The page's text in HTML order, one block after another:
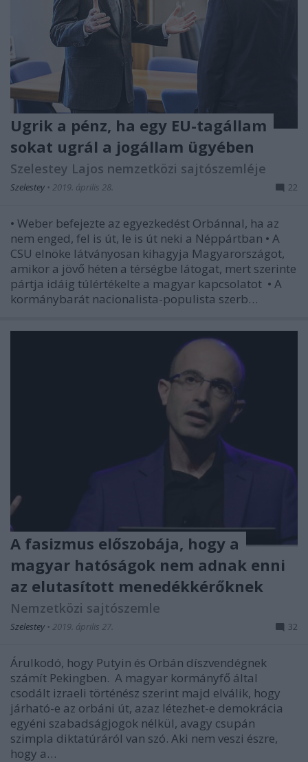
Ugrik a pénz, ha egy EU-tagállam
sokat ugrál a jogállam ügyében
Szelestey Lajos nemzetközi sajtószemléje
Szelestey • 2019. április 28. 22
• Weber befejezte az egyezkedést Orbánnal, ha az
nem enged, fel is út, le is út neki a Néppártban • A
CSU elnöke látványosan kihagyja Magyarországot,
amikor a jövő héten a térségbe látogat, mert szerinte
pártja idáig túlértékelte a magyar kapcsolatot • A
kormánybarát nacionalista-populista szerb…
A fasizmus előszobája, hogy a
magyar hatóságok nem adnak enni
az elutasított menedékkérőknek
Nemzetközi sajtószemle
Szelestey • 2019. április 27. 32
Árulkodó, hogy Putyin és Orbán díszvendégnek
számít Pekingben. A magyar kormányfő által
csodált izraeli történész szerint majd elválik, hogy
járható-e az orbáni út, azaz létezhet-e demokrácia
egyéni szabadságjogok nélkül, avagy csupán
szimpla diktatúráról van szó. Aki nem veszi észre,
hogy a…